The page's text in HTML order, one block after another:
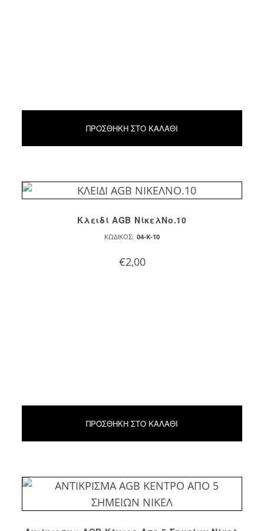
ΠΡΟΣΘΉΚΗ ΣΤΟ ΚΑΛΆΘΙ
Κλειδί AGB ΝίκελΝο.10
ΚΩΔΙΚΌΣ: 04-K-10
€2,00
ΠΡΟΣΘΉΚΗ ΣΤΟ ΚΑΛΆΘΙ